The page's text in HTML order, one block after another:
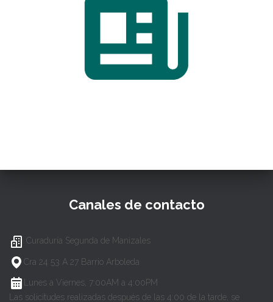
Canales de contacto
Curaduría Segunda de Manizales
Cra 24 53 A 27 Barrio Arboleda
Lunes a Viernes, 7:00AM a 4:00PM
Las solicitudes realizadas después de las 4:00 de la tarde, se